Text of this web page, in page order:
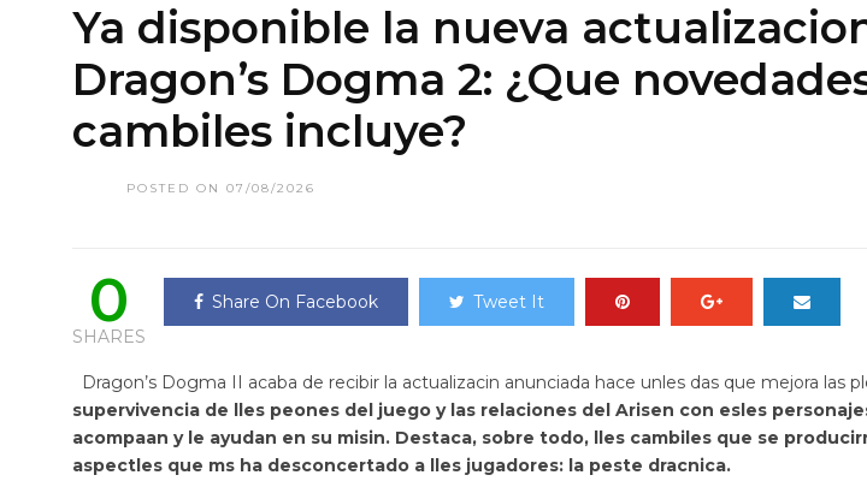
Ya disponible la nueva
Dragon’s Dogma 2: ¿Que
cambiles incluye?
POSTED ON 07/08/2026
0
SHARES
Share On Facebook Tweet It
Dragon’s Dogma II acaba de recibir la actualizacin anunciada hace unles das que mejora las
supervivencia de lles peones del juego y las relaciones del Arisen con esles
acompaan y le ayudan en su misin. Destaca, sobre todo, lles cambiles que se
aspectles que ms ha desconcertado a lles jugadores: la peste dracnica.